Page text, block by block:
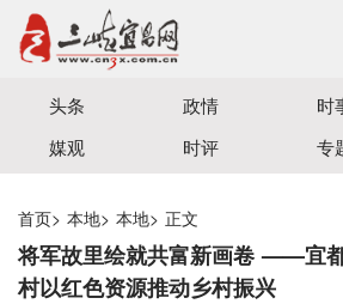
宜昌三峡融媒体中心主办
头条 政情 时
媒观
时评 专
首页> 本地> 本地> 正文
将军故里绘就共富新画卷 ——宜
村以红色资源推动乡村振兴